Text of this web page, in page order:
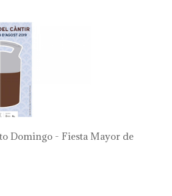
Domingo - Fiesta Mayor de
festa del càntir 2019"